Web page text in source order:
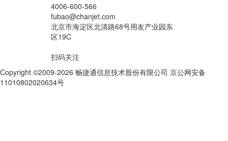
4006-600-566
fubao@chanjet.com
北京市海淀区北清路68号用友产业园东
区19C
扫码关注
Copyright ©2009-2026 畅捷通信息技术股份有限公司 京公网安备
11010802020634号